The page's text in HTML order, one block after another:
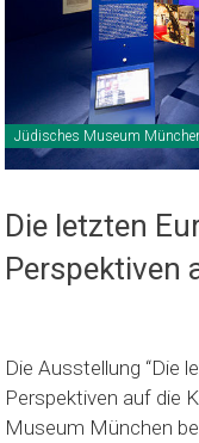
Jüdisches Museum
Die letzten
Perspektiven
Die Ausstellung “Die
Perspektiven auf die
Museum München